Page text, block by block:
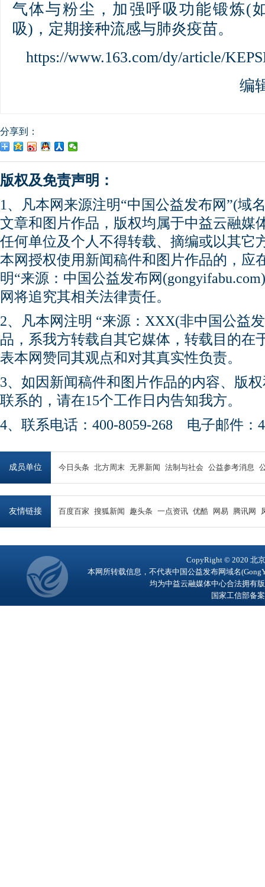
气体与粉尘，加强呼吸功能锻炼(
吸)，定期接种流感与肺炎疫苗。
https://www.163.com/dy/article/
编
分享到：
版权及免责声明：
1、凡本网来源注明“中国公益发布网”(域
文章和图片作品，版权均属于中益云融媒
任何单位及个人不得转载、摘编或以其它
本网授权使用新闻稿件和图片作品的，应
明“来源：中国公益发布网
网将追究其相关法律责任。
2、凡本网注明 “来源：XXX(非中国公益
品，系我方转载自其它媒体，转载目的在
表本网赞同其观点和对其真实性负责。
3、如因新闻稿件和图片作品的内容、版
联系的，请在15个工作日内告知我方。
4、联系电话：400-8059-268 电子邮件：
成员单位 今日头条 北方周末 无界新闻 法制与社会 公益参考消息
友情链接 百度百家 搜狐新闻 趣头条 一点资讯 优酷 网易 腾讯网
CopyRight © 2020 北
本网所转载信息，不代表中国公益发布网域名
均为中益云融媒体中心合法拥有
国家工信部备